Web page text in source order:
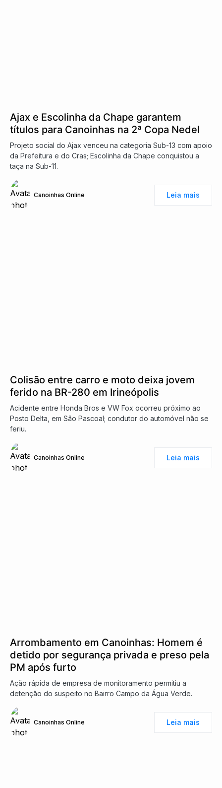
Ajax e Escolinha da Chape garantem
títulos para Canoinhas na 2ª Copa Nedel
Projeto social do Ajax venceu na categoria Sub-13 com apoio
da Prefeitura e do Cras; Escolinha da Chape conquistou a
taça na Sub-11.
Canoinhas Online Leia mais
Colisão entre carro e moto deixa jovem
ferido na BR-280 em Irineópolis
Acidente entre Honda Bros e VW Fox ocorreu próximo ao
Posto Delta, em São Pascoal; condutor do automóvel não se
feriu.
Canoinhas Online Leia mais
Arrombamento em Canoinhas: Homem é
detido por segurança privada e preso pela
PM após furto
Ação rápida de empresa de monitoramento permitiu a
detenção do suspeito no Bairro Campo da Água Verde.
Canoinhas Online Leia mais